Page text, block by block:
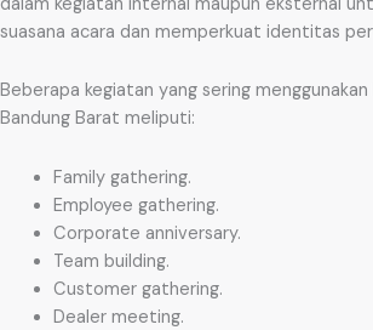
suasana acara dan memperkuat identitas
Beberapa kegiatan yang sering
Bandung Barat meliputi:
Family gathering.
Employee gathering.
Corporate anniversary.
Team building.
Customer gathering.
Dealer meeting.